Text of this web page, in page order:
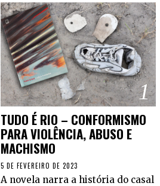
1
TUDO É RIO – CONFORMISMO
PARA VIOLÊNCIA, ABUSO E
MACHISMO
5 DE FEVEREIRO DE 2023
A novela narra a história do casal